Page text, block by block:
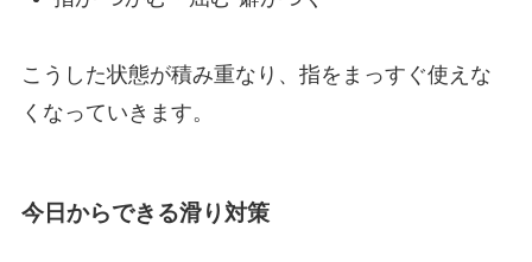
こうした状態が積み重なり、指をまっすぐ使えな
くなっていきます。
今日からできる滑り対策